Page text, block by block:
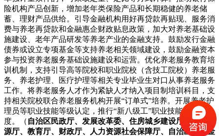
险机构产品创新，增加老年类保险产品和长期稳健的养老储
蓄、理财产品供给。引导金融机构用好再贷款再贴现、服务消
费与养老再贷款和金融惠企财政贴息政策，加大对养老基础设
施建设、老年产品研发等养老产业的金融支持。鼓励发行金融
债券或设立专项基金等支持养老相关领域建设，鼓励金融资本
参与投资养老服务基础设施建设和运营。优化养老服务教育培
训机制，支持引导高等院校和职业院校（含技工院校）养老服
务、养老护理、医疗护理等相关专业毕业生对口从事养老服务
工作。将养老服务人才作为紧缺人才纳入项目制培训科目，支
持相关院校联合养老服务机构开展“订单式”培养。开展养老护
理员等职业技能等级认定，推行“新八级工”职业技能等级制
度。（ 自治区民政厅、发展改革委、住房城乡建设厅、自然资
源厅、教育厅、财政厅、人力资源社会保障厅、自治区党委金